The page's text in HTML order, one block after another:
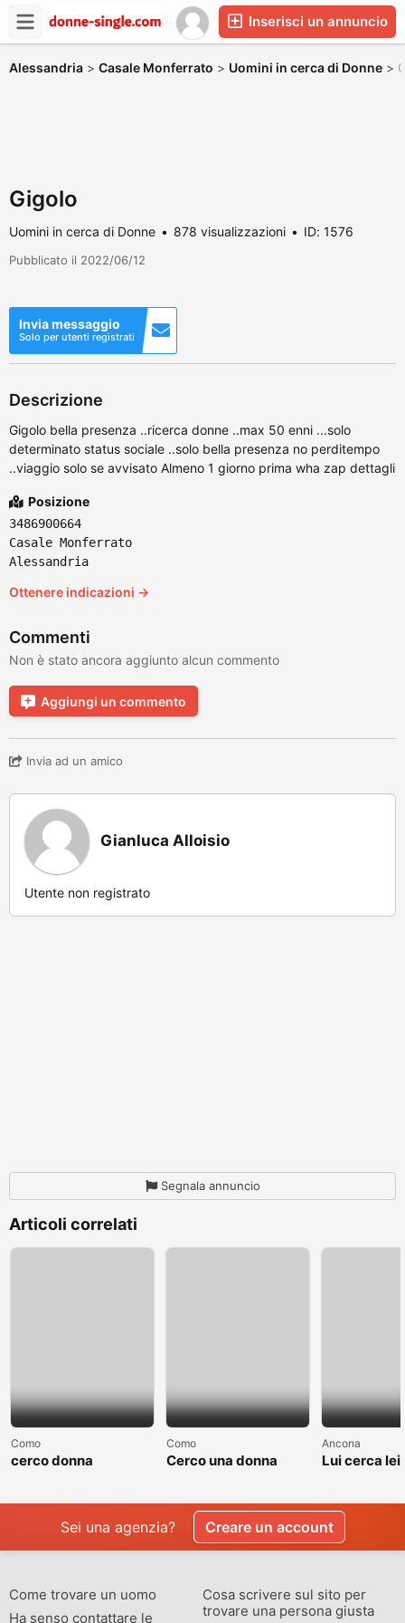
Inserisci un annuncio
Alessandria > Casale Monferrato > Uomini in cerca di Donne >
Gigolo
Uomini in cerca di Donne 878 visualizzazioni ID: 1576
Pubblicato il 2022/06/12
Invia messaggio
Solo per utenti registrati
Descrizione
Gigolo bella presenza ..ricerca donne ..max 50 enni ...solo
determinato status sociale ..solo bella presenza no perditempo
..viaggio solo se avvisato Almeno 1 giorno prima wha zap dettagli
Posizione
3486900664
Casale Monferrato
Alessandria
Ottenere indicazioni →
Commenti
Non è stato ancora aggiunto alcun commento
Aggiungi un commento
Invia ad un amico
Gianluca Alloisio
Utente non registrato
Segnala annuncio
Articoli correlati
Como
cerco donna
Como
Cerco una donna
Ancona
Lui cerca lei
Sei una agenzia? Creare un account
Come trovare un uomo
Ha senso contattare le
Cosa scrivere sul sito per
trovare una persona giusta